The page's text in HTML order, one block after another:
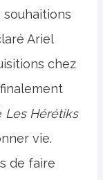
Ariel
chez
Les Hérétiks
vie.
de faire